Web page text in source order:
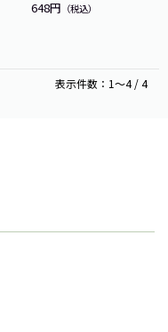
648円 （税込）
表示件数：1～4 / 4